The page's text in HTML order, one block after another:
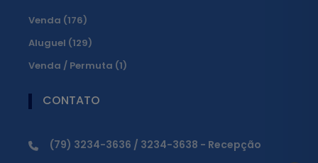
Venda (176)
Aluguel (129)
Venda / Permuta (1)
CONTATO
(79) 3234-3636 / 3234-3638 - Recepção